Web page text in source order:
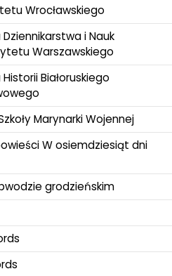
Wrocławskiego
i Nauk
Warszawskiego
Białoruskiego
Marynarki Wojennej
W osiemdziesiąt dni
grodzieńskim